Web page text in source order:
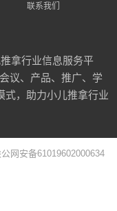
联系我们
拿行业信息服务平
议、产品、推广、学
式，助力小儿推拿行业
公网安备61019602000634